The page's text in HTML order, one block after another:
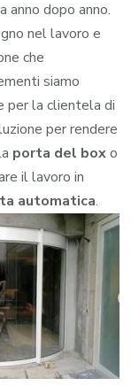
anno dopo anno.
nel lavoro e
che
siamo
per la clientela di
per rendere
porta del boxo
il lavoro in
automatica.